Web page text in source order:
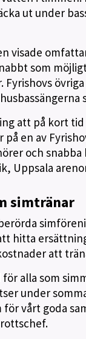
ut under
visade
som
Fyrishovs
att på kort
en av
och snabba
Uppsala
simtränar
hitta
att
alla som
under
vårt goda